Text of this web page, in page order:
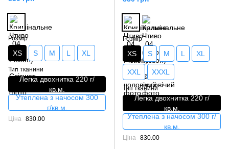
Розмір
XS S M L XL
Тип тканини
Легка двохнитка 220 г/
кв.м.
Утеплена з начосом 300
г/кв.м.
Ціна 830.00
Розмір
XS S M L XL
XXL XXXL
Тип тканини
Легка двохнитка 220 г/
кв.м.
Утеплена з начосом 300 г/
кв.м.
Ціна 830.00